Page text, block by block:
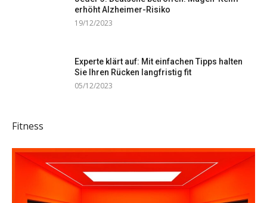
erhöht Alzheimer-Risiko
19/12/2023
Experte klärt auf: Mit einfachen Tipps halten
Sie Ihren Rücken langfristig fit
05/12/2023
Fitness